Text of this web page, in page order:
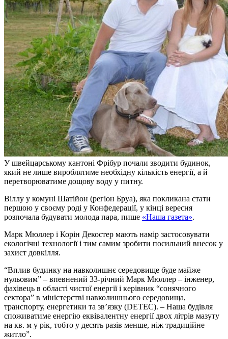
У швейцарському кантоні Фрібур почали зводити будинок,
який не лише вироблятиме необхідну кількість енергії, а й
перетворюватиме дощову воду у питну.
Віллу у комуні Шатійон (регіон Бруа), яка покликана стати
першою у своєму роді у Конфедерації, у кінці вересня
розпочала будувати молода пара, пише «Наша газета».
Марк Мюллер і Корін Декостер мають намір застосовувати
екологічні технології і тим самим зробити посильний внесок у
захист довкілля.
“Вплив будинку на навколишнє середовище буде майже
нульовим” – впевнений 33-річний Марк Мюллер – інженер,
фахівець в області чистої енергії і керівник “сонячного
сектора” в міністерстві навколишнього середовища,
транспорту, енергетики та зв’язку (DETEC). – Наша будівля
споживатиме енергію еквівалентну енергії двох літрів мазуту
на кв. м у рік, тобто у десять разів менше, ніж традиційне
житло”.